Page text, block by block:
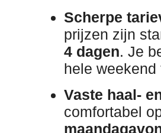
Scherpe
prijzen zijn
4 dagen. Je
hele
Vaste haal-
comfortabel